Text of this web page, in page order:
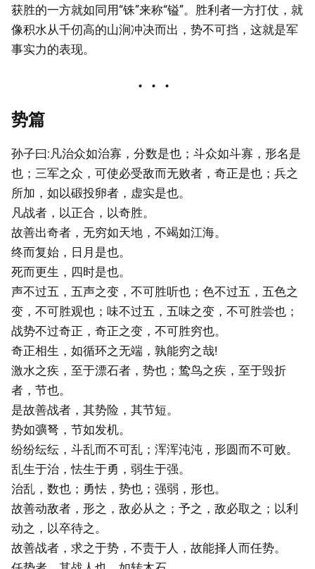
获胜的一方就如同用“铢”来称“镒”。胜利者一方打仗，就
像积水从千仞高的山涧冲决而出，势不可挡，这就是军
事实力的表现。
势篇
孙子曰:凡治众如治寡，分数是也；斗众如斗寡，形名是
也；三军之众，可使必受敌而无败者，奇正是也；兵之
所加，如以碫投卵者，虚实是也。
凡战者，以正合，以奇胜。
故善出奇者，无穷如天地，不竭如江海。
终而复始，日月是也。
死而更生，四时是也。
声不过五，五声之变，不可胜听也；色不过五，五色之
变，不可胜观也；味不过五，五味之变，不可胜尝也；
战势不过奇正，奇正之变，不可胜穷也。
奇正相生，如循环之无端，孰能穷之哉!
激水之疾，至于漂石者，势也；鸷鸟之疾，至于毁折
者，节也。
是故善战者，其势险，其节短。
势如彍弩，节如发机。
纷纷纭纭，斗乱而不可乱；浑浑沌沌，形圆而不可败。
乱生于治，怯生于勇，弱生于强。
治乱，数也；勇怯，势也；强弱，形也。
故善动敌者，形之，敌必从之；予之，敌必取之；以利
动之，以卒待之。
故善战者，求之于势，不责于人，故能择人而任势。